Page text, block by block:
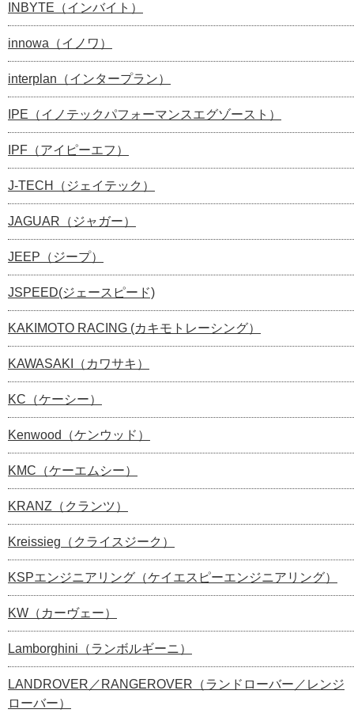
INBYTE（インバイト）
innowa（イノワ）
interplan（インタープラン）
IPE（イノテックパフォーマンスエグゾースト）
IPF（アイピーエフ）
J-TECH（ジェイテック）
JAGUAR（ジャガー）
JEEP（ジープ）
JSPEED(ジェースピード)
KAKIMOTO RACING (カキモトレーシング）
KAWASAKI（カワサキ）
KC（ケーシー）
Kenwood（ケンウッド）
KMC（ケーエムシー）
KRANZ（クランツ）
Kreissieg（クライスジーク）
KSPエンジニアリング（ケイエスピーエンジニアリング）
KW（カーヴェー）
Lamborghini（ランボルギーニ）
LANDROVER／RANGEROVER（ランドローバー／レンジ
ローバー）